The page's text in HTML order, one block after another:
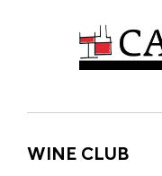
WINE CLUB